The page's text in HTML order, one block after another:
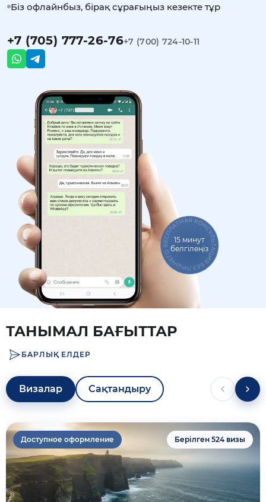
15 минут
белгілеңіз
Біз офлайнбыз, бірақ сұрағыңыз кезекте тұр
+7 (705) 777-26-76+7 (700) 724-10-11
ТАНЫМАЛ БАҒЫТТАР
БАРЛЫҚ ЕЛДЕР
Визалар Сақтандыру
Доступное оформление Берілген 524 визы